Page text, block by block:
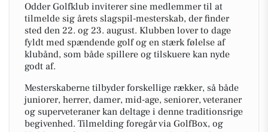
Odder Golfklub inviterer sine medlemmer til at
tilmelde sig årets slagspil-mesterskab, der finder
sted den 22. og 23. august. Klubben lover to dage
fyldt med spændende golf og en stærk følelse af
klubånd, som både spillere og tilskuere kan nyde
godt af.
Mesterskaberne tilbyder forskellige rækker, så både
juniorer, herrer, damer, mid-age, seniorer, veteraner
og superveteraner kan deltage i denne traditionsrige
begivenhed. Tilmelding foregår via GolfBox, og